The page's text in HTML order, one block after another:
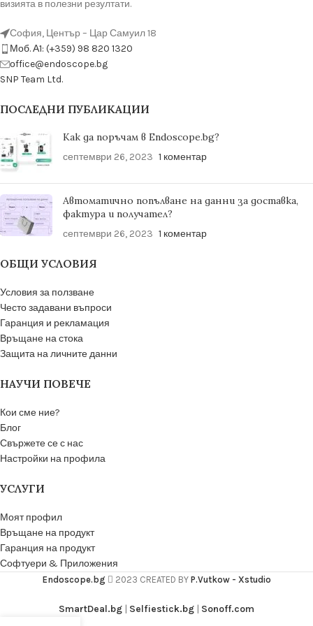
визията в полезни резултати.
София, Център – Цар Самуил 18
Моб. А1: (+359) 98 820 1320
оffice@endoscope.bg
SNP Team Ltd.
ПОСЛЕДНИ ПУБЛИКАЦИИ
Как да поръчам в Endoscope.bg?
септември 26, 2023 1 коментар
Автоматично попълване на данни за доставка,
фактура и получател?
септември 26, 2023 1 коментар
ОБЩИ УСЛОВИЯ
Условия за ползване
Често задавани въпроси
Гаранция и рекламация
Връщане на стока
Защита на личните данни
НАУЧИ ПОВЕЧЕ
Кои сме ние?
Блог
Свържете се с нас
Настройки на профила
УСЛУГИ
Моят профил
Връщане на продукт
Гаранция на продукт
Софтуери & Приложения
Endoscope.bg 2023 CREATED BY P.Vutkow - Xstudio
SmartDeal.bg | Selfiestick.bg | Sonoff.com